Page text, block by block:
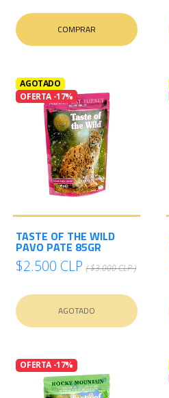
COMPRAR
AGOTADO
OFERTA -17%
TASTE OF THE WILD
PAVO PATE 85GR
$2.500 CLP ( $3.000 CLP )
AGOTADO
OFERTA -17%